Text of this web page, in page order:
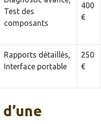
Test des
composants
400
€
Rapports détaillés,
Interface portable
250
€